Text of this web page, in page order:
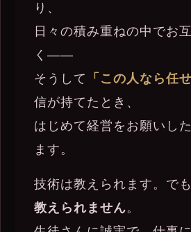
り、
日々の積み重ねの中でお
く——
そうして
「この人なら任
信が持てたとき、
はじめて経営をお願いし
ます。
技術は教えられます。でも
教えられません。